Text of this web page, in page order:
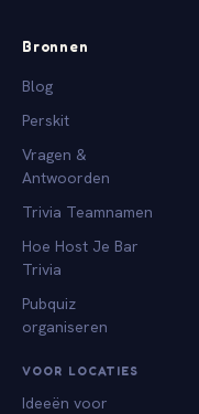
Bronnen
Blog
Perskit
Vragen &
Antwoorden
Trivia Teamnamen
Hoe Host Je Bar
Trivia
Pubquiz
organiseren
VOOR LOCATIES
Ideeën voor